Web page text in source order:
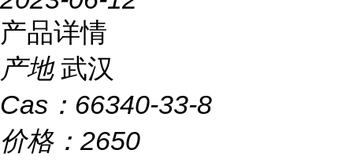
产品详情
产地 武汉
Cas： 66340-33-8
价格： 2650